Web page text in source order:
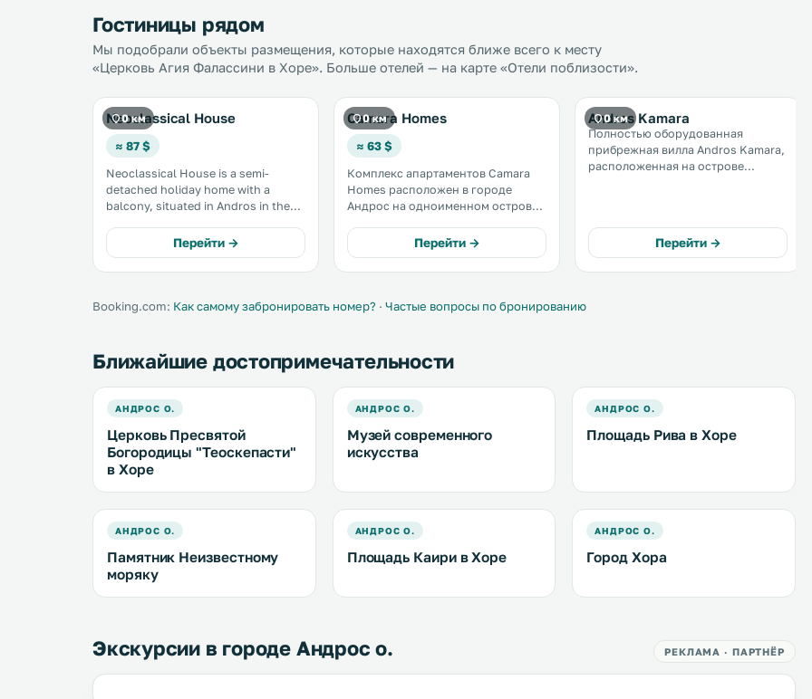
Гостиницы рядом
Мы подобрали объекты размещения, которые находятся ближе всего к месту
«Церковь Агия Фалассини в Хоре». Больше отелей — на карте «Отели поблизости».
0 км
Neoclassical House
≈ 87 $
Neoclassical House is a semi-
detached holiday home with a
balcony, situated in Andros in the
400 metres from Archaeological
Museum of Andros. The unit is
equipped with a kitchen. A TV is
Перейти →
0 км
Camara Homes
≈ 63 $
Комплекс апартаментов Camara
Homes расположен в городе
Андрос на одноименном острове,
музея и на таком же расстоянии от
Музея современного искусства. К
услугам гостей бесплатный Wi-Fi. .
Перейти →
0 км
Andros Kamara
Полностью оборудованная
прибрежная вилла Andros Kamara,
расположенная на острове
зонах общественного
пользования предоставляется
Перейти →
Booking.com: Как самому забронировать номер? · Частые вопросы по бронированию
Ближайшие достопримечательности
АНДРОС О.
Церковь Пресвятой
Богородицы "Теоскепасти"
в Хоре
АНДРОС О.
Музей современного
искусства
АНДРОС О.
Площадь Рива в Хоре
АНДРОС О.
Памятник Неизвестному
моряку
АНДРОС О.
Площадь Каири в Хоре
АНДРОС О.
Город Хора
Экскурсии в городе Андрос о. РЕКЛАМА · ПАРТНЁР